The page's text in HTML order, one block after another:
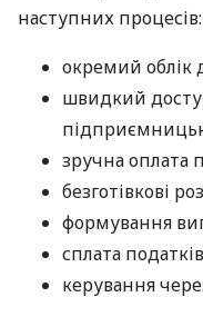
наступних процесів:
окремий облік
швидкий
зручна оплата
безготівкові
формування
сплата
керування